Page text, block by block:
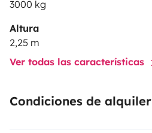
3000 kg
Altura
2,25 m
Ver todas las características
Condiciones de alquiler